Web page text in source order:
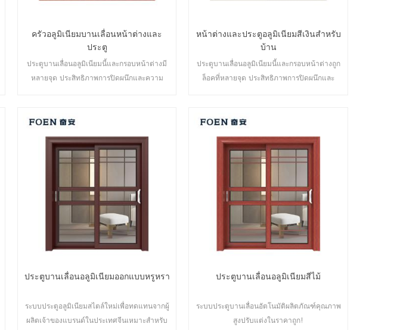
ครัวอลูมิเนียมบานเลื่อนหน้าต่างและ
ประตู
ประตูบานเลื่อนอลูมิเนียมนี้และกรอบหน้าต่างมี
หลายจุด ประสิทธิภาพการปิดผนึกและความ
สถาปัตยกรรมที่แตกต่างกัน
หน้าต่างและประตูอลูมิเนียมสีเงินสำหรับ
บ้าน
ประตูบานเลื่อนอลูมิเนียมนี้และกรอบหน้าต่างถูก
ล็อคที่หลายจุด ประสิทธิภาพการปิดผนึกและ
ด้านสถาปัตยกรรมที่แตกต่างกัน
ประตูบานเลื่อนอลูมิเนียมออกแบบหรูหรา
ระบบประตูอลูมิเนียมสไตล์ใหม่เพื่อทดแทนจากผู้
ผลิตเจ้าของแบรนด์ในประเทศจีนเหมาะสำหรับ
ประตูบานเลื่อนอลูมิเนียมสีไม้
ระบบประตูบานเลื่อนอัตโนมัติผลิตภัณฑ์คุณภาพ
สูงปรับแต่งในราคาถูก!